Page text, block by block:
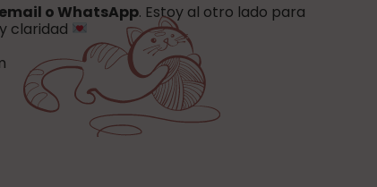
o WhatsApp. Estoy al otro lado para
claridad